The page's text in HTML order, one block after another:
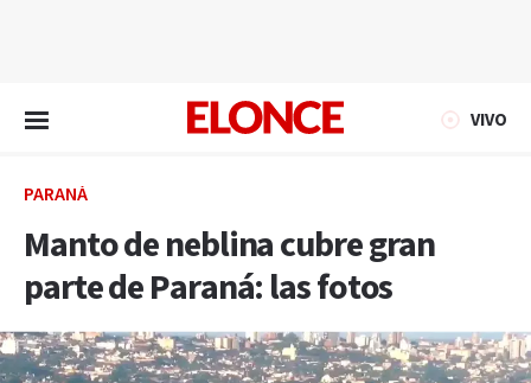
VIVO
PARANÁ
Manto de neblina cubre gran
parte de Paraná: las fotos